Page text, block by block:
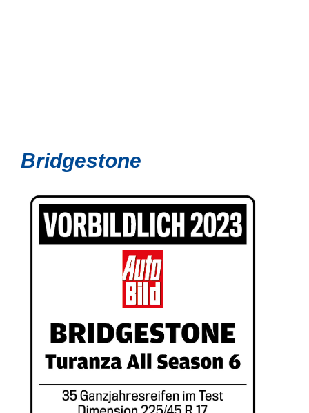
Bridgestone